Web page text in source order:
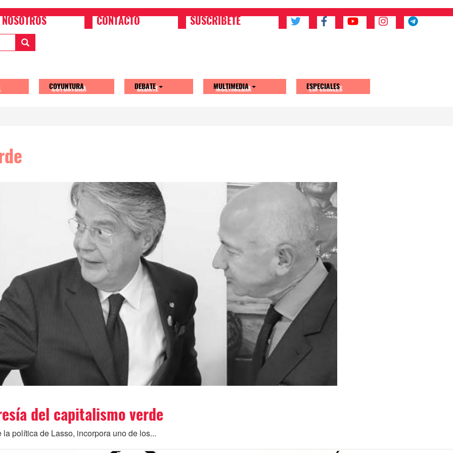
NOSOTROS CONTACTO SUSCRIBETE
COYUNTURA DEBATE MULTIMEDIA ESPECIALES
del capitalismo verde
política de Lasso, incorpora uno de los...